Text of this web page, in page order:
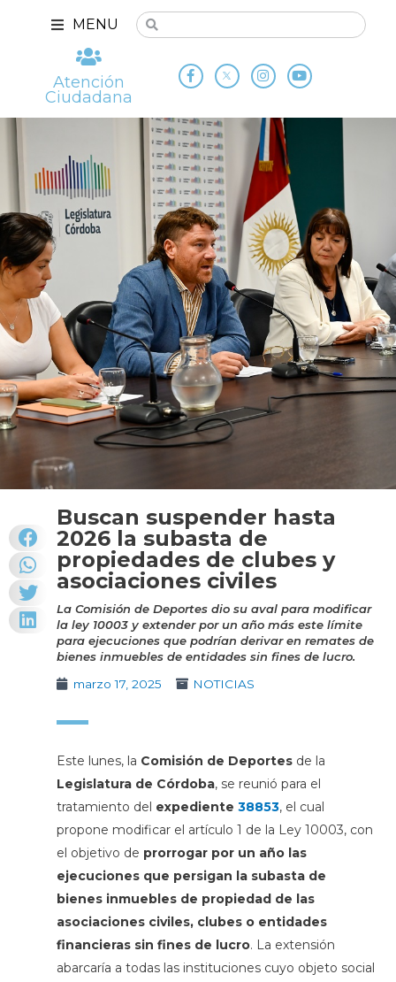
MENU
Atención
Ciudadana
Buscan suspender hasta
2026 la subasta de
propiedades de clubes y
asociaciones civiles
La Comisión de Deportes dio su aval para modificar
la ley 10003 y extender por un año más este límite
para ejecuciones que podrían derivar en remates de
bienes inmuebles de entidades sin fines de lucro.
marzo 17, 2025
NOTICIAS
Este lunes, la Comisión de Deportesde la
Legislatura de Córdoba, se reunió para el
tratamiento del expediente 38853, el cual
propone modificar el artículo 1 de la Ley 10003, con
el objetivo de prorrogar por un año las
ejecuciones que persigan la subasta de
bienes inmuebles de propiedad de las
asociaciones civiles, clubes o entidades
financieras sin fines de lucro. La extensión
abarcaría a todas las instituciones cuyo objeto social